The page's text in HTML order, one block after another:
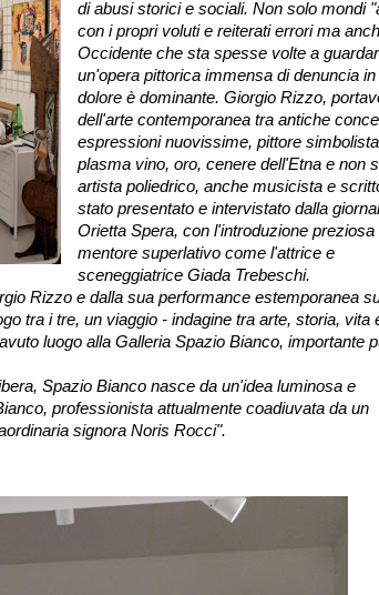
di abusi storici e sociali. Non solo mondi
con i propri voluti e reiterati errori ma
Occidente che sta spesse volte a
un'opera pittorica immensa di denuncia in
dolore è dominante. Giorgio Rizzo,
dell'arte contemporanea tra antiche
espressioni nuovissime, pittore
plasma vino, oro, cenere dell'Etna e non
artista poliedrico, anche musicista e
stato presentato e intervistato dalla
Orietta Spera, con l'introduzione preziosa
mentore superlativo come l'attrice e
sceneggiatrice Giada Trebeschi.
Rizzo e dalla sua performance estemporanea
tra i tre, un viaggio - indagine tra arte, storia, vita
luogo alla Galleria Spazio Bianco, importante
Spazio Bianco nasce da un'idea luminosa e
professionista attualmente coadiuvata da un
signora Noris Rocci".